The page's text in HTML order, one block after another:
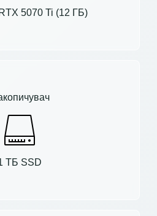
5070 Ti (12 ГБ)
ТБ SSD